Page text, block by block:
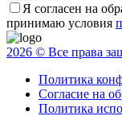
Я согласен на
принимаю условия
2026 © Все права
Политика
Согласие на
Политика